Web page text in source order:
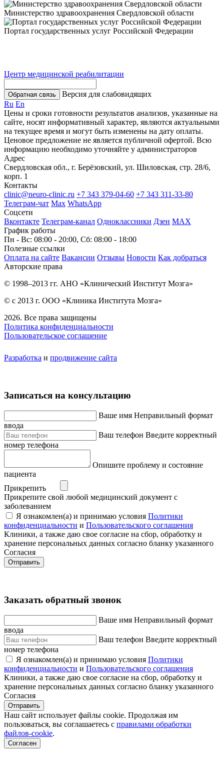
Министерство здравоохранения Свердловской области
Портал государственных услуг Российской Федерации
Центр медицинской реабилитации
Обратная связь
Версия для слабовидящих
Ru En
Цены и сроки готовности результатов анализов, указанные на
сайте, носят информативный характер, являются актуальными
на текущее время и могут быть изменены на дату оплаты.
Ценовое предложение не является публичной офертой. Всю
информацию необходимо уточняйте у администраторов
Адрес
Свердловская обл., г. Берёзовский, ул. Шиловская, стр. 28/6,
корп. 1
Контакты
clinic@neuro-clinic.ru +7 343 379-04-60 +7 343 311-33-80
Телеграм-чат Max WhatsApp
Соцсети
Вконтакте Телеграм-канал Одноклассники Дзен МАХ
График работы
Пн - Вс: 08:00 - 20:00, Сб: 08:00 - 18:00
Полезные ссылки
Оплата на сайте Вакансии Отзывы Новости Как добраться
Авторские права
© 1998–2013 гг. АНО «Клинический Институт Мозга»
© с 2013 г. ООО «Клиника Института Мозга»
2026. Все права защищены
Политика конфиденциальности
Пользовательское соглашение
Разработка и продвижение сайта
Записаться на консультацию
Ваше имя Неправильный формат
ввода
Ваш телефон Введите корректный
номер телефона
Опишите проблему и состояние
пациента
Прикрепить
Прикрепите свой любой медицинский документ с
заболеванием
Я ознакомлен(а) и принимаю условия Политики
конфиденциальности и Пользовательского соглашения
Клиники, а также даю свое согласие на сбор, обработку и
хранение персональных данных согласно бланку указанного
Согласия
Отправить
Заказать обратный звонок
Ваше имя Неправильный формат
ввода
Ваш телефон Введите корректный
номер телефона
Я ознакомлен(а) и принимаю условия Политики
конфиденциальности и Пользовательского соглашения
Клиники, а также даю свое согласие на сбор, обработку и
хранение персональных данных согласно бланку указанного
Согласия
Отправить
Наш сайт использует файлы cookie. Продолжая им
пользоваться, вы соглашаетесь c правилами обработки
файлов-cookie.
Согласен